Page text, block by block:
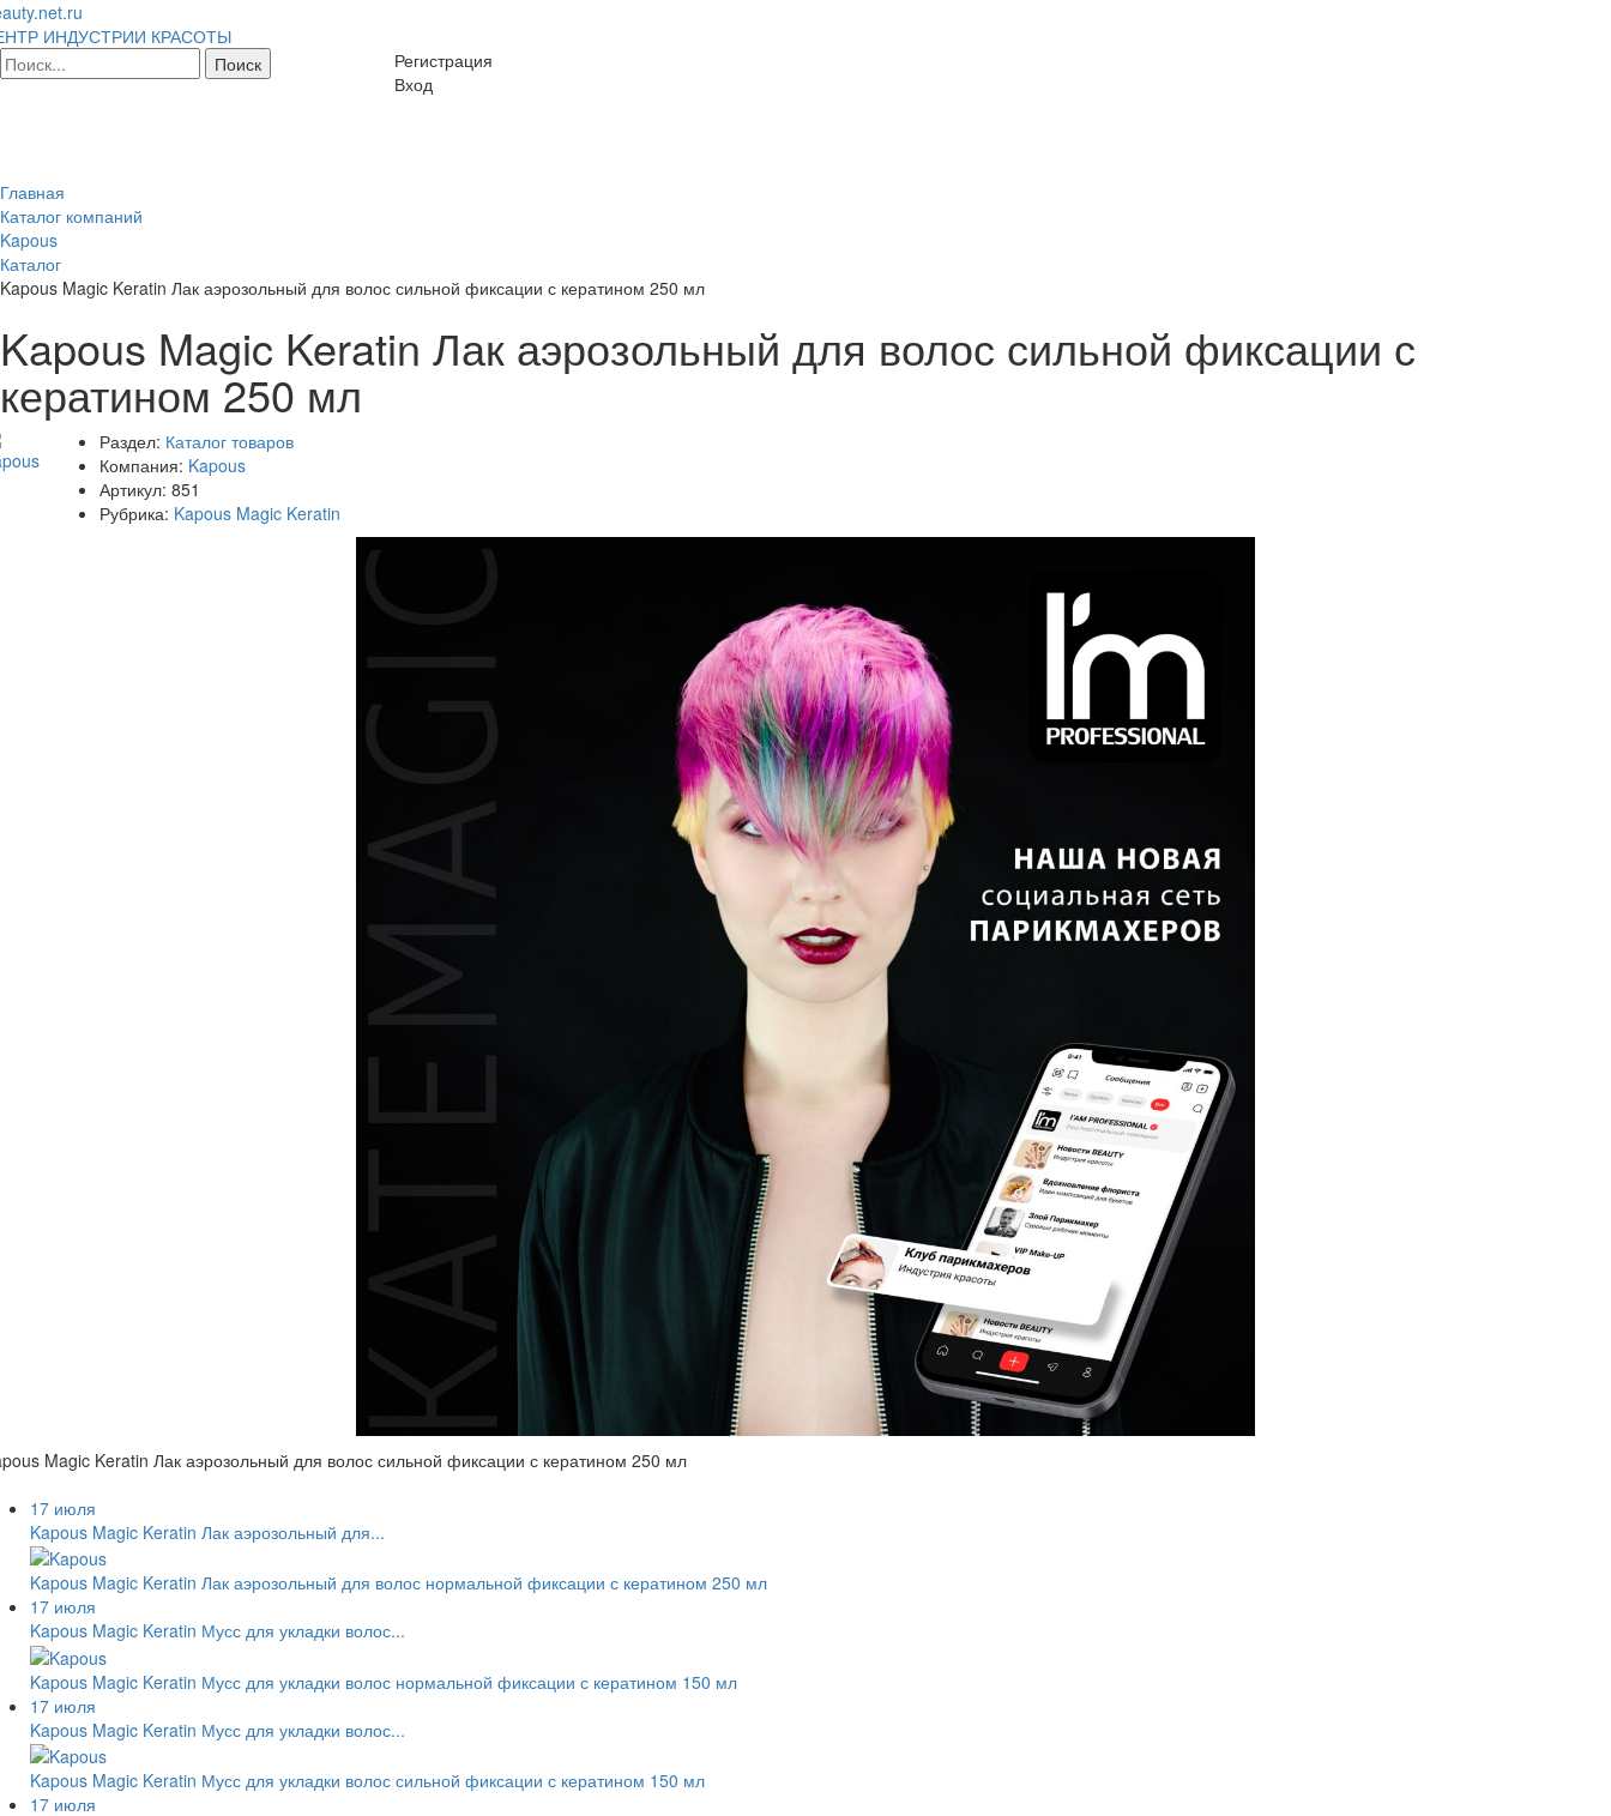
ИНДУСТРИИ КРАСОТЫ
Регистрация
Вход
Главная
Каталог компаний
Kapous
Каталог
Kapous Magic Keratin Лак аэрозольный для волос сильной фиксации с кератином 250 мл
Kapous Magic Keratin Лак аэрозольный для волос сильной фиксации с
кератином 250 мл
Раздел: Каталог товаров
Компания: Kapous
Артикул: 851
Рубрика: Kapous Magic Keratin
Magic Keratin Лак аэрозольный для волос сильной фиксации с кератином 250 мл
17 июля
Kapous Magic Keratin Лак аэрозольный для...
Kapous Magic Keratin Лак аэрозольный для волос нормальной фиксации с кератином 250 мл
17 июля
Kapous Magic Keratin Мусс для укладки волос...
Kapous Magic Keratin Мусс для укладки волос нормальной фиксации с кератином 150 мл
17 июля
Kapous Magic Keratin Мусс для укладки волос...
Kapous Magic Keratin Мусс для укладки волос сильной фиксации с кератином 150 мл
17 июля